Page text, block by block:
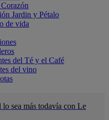
Jardin y Pétalo
de vida
del Té y el Café
del vino
lo sea más todavía con Le